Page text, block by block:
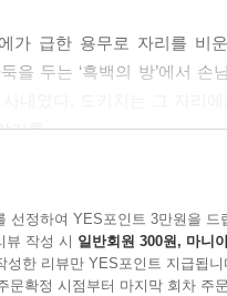
가 급한 용무로 자리를 비
을 두는 ‘흑백의 방’에서
기를.
으며 오치카는 깨닫는다. ‘
아니다.’
눈치 챈 이헤에는 오치카
를 듣는 사람은 오치카 한
선정하여 YES포인트 3만원을 드
뷰 작성 시 일반회원 300원, 마니
성한 리뷰만 YES포인트 지급됩니
문확정 시점부터 마지막 회차 주